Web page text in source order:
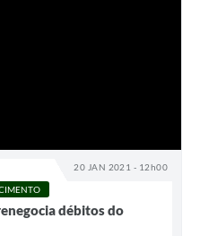
20 JAN 2021 - 12h00
débitos do